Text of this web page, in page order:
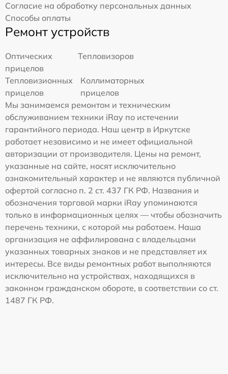
Согласие на обработку персональных данных
Способы оплаты
Ремонт устройств
Оптических
прицелов
Тепловизоров
Тепловизионных
прицелов
Коллиматорных
прицелов
Мы занимаемся ремонтом и техническим
обслуживанием техники iRay по истечении
гарантийного периода. Наш центр в Иркутске
работает независимо и не имеет официальной
авторизации от производителя. Цены на ремонт,
указанные на сайте, носят исключительно
ознакомительный характер и не являются публичной
офертой согласно п. 2 ст. 437 ГК РФ. Названия и
обозначения торговой марки iRay упоминаются
только в информационных целях — чтобы обозначить
перечень техники, с которой мы работаем. Наша
организация не аффилирована с владельцами
указанных товарных знаков и не представляет их
интересы. Все виды ремонтных работ выполняются
исключительно на устройствах, находящихся в
законном гражданском обороте, в соответствии со ст.
1487 ГК РФ.